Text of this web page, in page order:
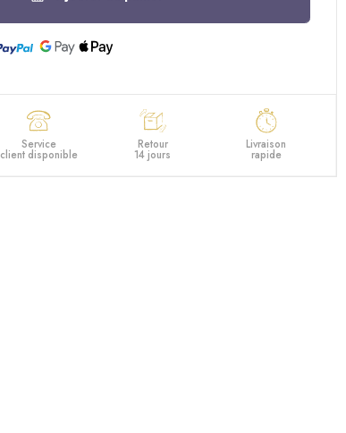
Service
client disponible
Retour
14 jours
Livraison
rapide